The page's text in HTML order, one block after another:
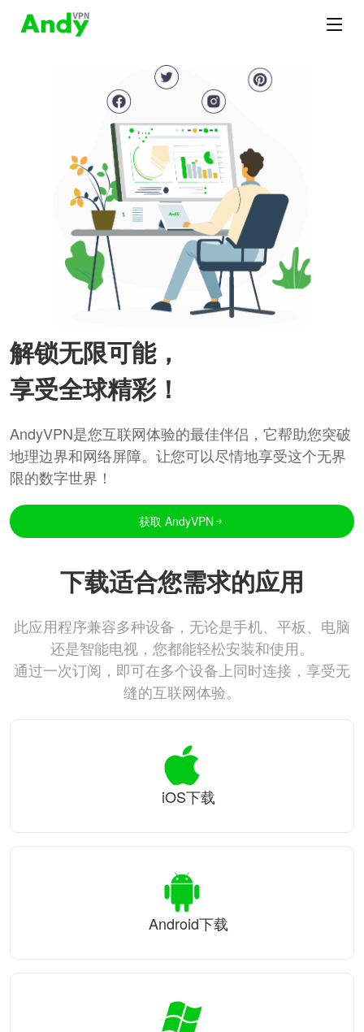
解锁无限可能，
享受全球精彩！
AndyVPN是您互联网体验的最佳伴侣，它帮助您突破
地理边界和网络屏障。让您可以尽情地享受这个无界
限的数字世界！
获取 AndyVPN
下载适合您需求的应用
此应用程序兼容多种设备，无论是手机、平板、电脑
还是智能电视，您都能轻松安装和使用。
通过一次订阅，即可在多个设备上同时连接，享受无
缝的互联网体验。
iOS下载
Android下载